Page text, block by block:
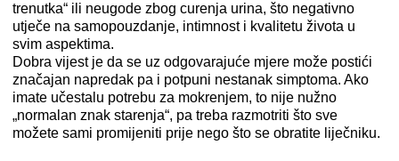
trenutka“ ili neugode zbog curenja urina, što negativno
utječe na samopouzdanje, intimnost i kvalitetu života u
svim aspektima.
Dobra vijest je da se uz odgovarajuće mjere može postići
značajan napredak pa i potpuni nestanak simptoma. Ako
imate učestalu potrebu za mokrenjem, to nije nužno
„normalan znak starenja“, pa treba razmotriti što sve
možete sami promijeniti prije nego što se obratite liječniku.